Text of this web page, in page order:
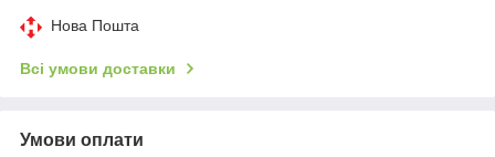
Нова Пошта
Всі умови доставки
Умови оплати